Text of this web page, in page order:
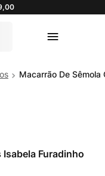
Macarrão De
Isabela Furadinho